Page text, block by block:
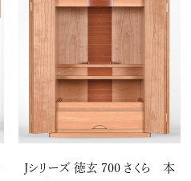
Jシリーズ 徳玄 700 さくら 本